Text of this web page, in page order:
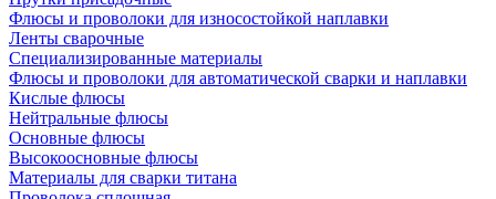
Флюсы и проволоки для износостойкой наплавки
Ленты сварочные
Специализированные материалы
Флюсы и проволоки для автоматической сварки и наплавки
Кислые флюсы
Нейтральные флюсы
Основные флюсы
Высокоосновные флюсы
Материалы для сварки титана